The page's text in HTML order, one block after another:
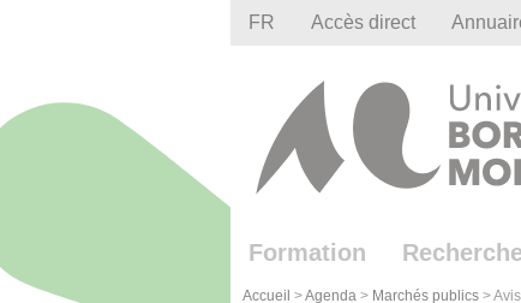
FR Accès direct
Formation Recherche
Accueil >Agenda > Marchés publics >